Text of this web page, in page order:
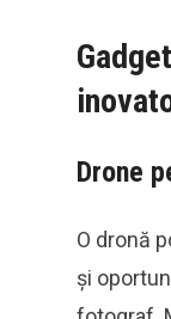
Drone
O dronă
și